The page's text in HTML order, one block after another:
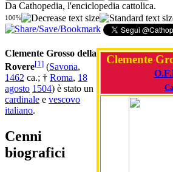
Da Cathopedia, l'enciclopedia cattolica.
100%
Clemente
Clemente Grosso della
Rovere[1 ] (Savona,
1462 ca.; † Roma, 18
agosto 1504) è stato un
cardinale e vescovo
italiano.
Cenni
biografici